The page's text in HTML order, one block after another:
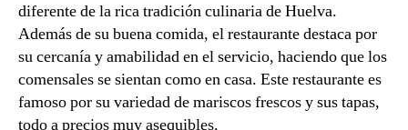
diferente de la rica tradición culinaria de Huelva.
Además de su buena comida, el restaurante destaca por
su cercanía y amabilidad en el servicio, haciendo que los
comensales se sientan como en casa. Este restaurante es
famoso por su variedad de mariscos frescos y sus tapas,
todo a precios muy asequibles.